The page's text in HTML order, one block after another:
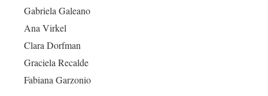
Gabriela Galeano
Ana Virkel
Clara Dorfman
Graciela Recalde
Fabiana Garzonio